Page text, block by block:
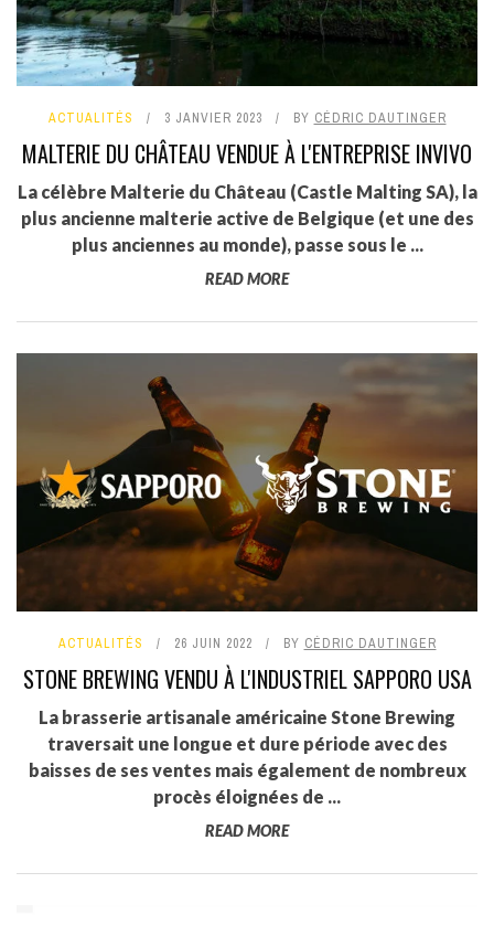
ACTUALITÉS 3 JANVIER 2023 BY CÉDRIC DAUTINGER
MALTERIE DU CHÂTEAU VENDUE À L'ENTREPRISE INVIVO
La célèbre Malterie du Château (Castle Malting SA), la
plus ancienne malterie active de Belgique (et une des
plus anciennes au monde), passe sous le ...
READ MORE
ACTUALITÉS 26 JUIN 2022 BY CÉDRIC DAUTINGER
STONE BREWING VENDU À L'INDUSTRIEL SAPPORO USA
La brasserie artisanale américaine Stone Brewing
traversait une longue et dure période avec des
baisses de ses ventes mais également de nombreux
procès éloignées de ...
READ MORE